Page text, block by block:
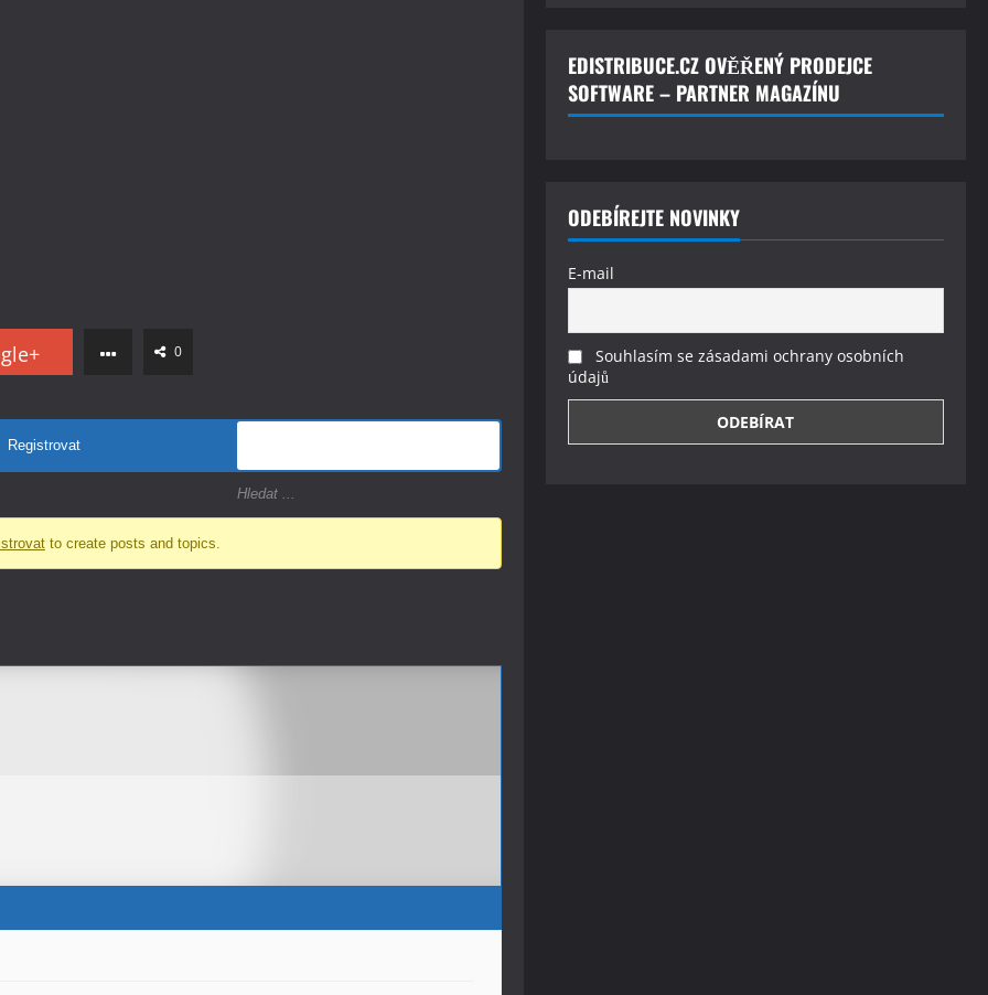
0
Registrovat
to create posts and topics.
EDISTRIBUCE.CZ OVĚŘENÝ PRODEJCE
SOFTWARE – PARTNER MAGAZÍNU
ODEBÍREJTE NOVINKY
E-mail
Souhlasím se zásadami ochrany osobních
údajů